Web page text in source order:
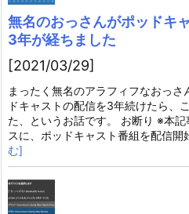
無名のおっさんがポッドキ
3年が経ちました
[2021/03/29]
まったく無名のアラフィフなおっさ
ドキャストの配信を3年続けたら、
た、というお話です。 お断り ※本
スに、ポッドキャスト番組を配信開
む]